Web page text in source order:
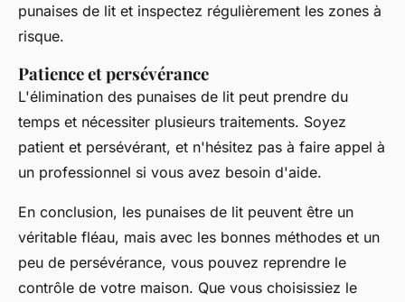
punaises de lit et inspectez régulièrement les zones à
risque.
Patience et persévérance
L'élimination des punaises de lit peut prendre du
temps et nécessiter plusieurs traitements. Soyez
patient et persévérant, et n'hésitez pas à faire appel à
un professionnel si vous avez besoin d'aide.
En conclusion, les punaises de lit peuvent être un
véritable fléau, mais avec les bonnes méthodes et un
peu de persévérance, vous pouvez reprendre le
contrôle de votre maison. Que vous choisissiez le